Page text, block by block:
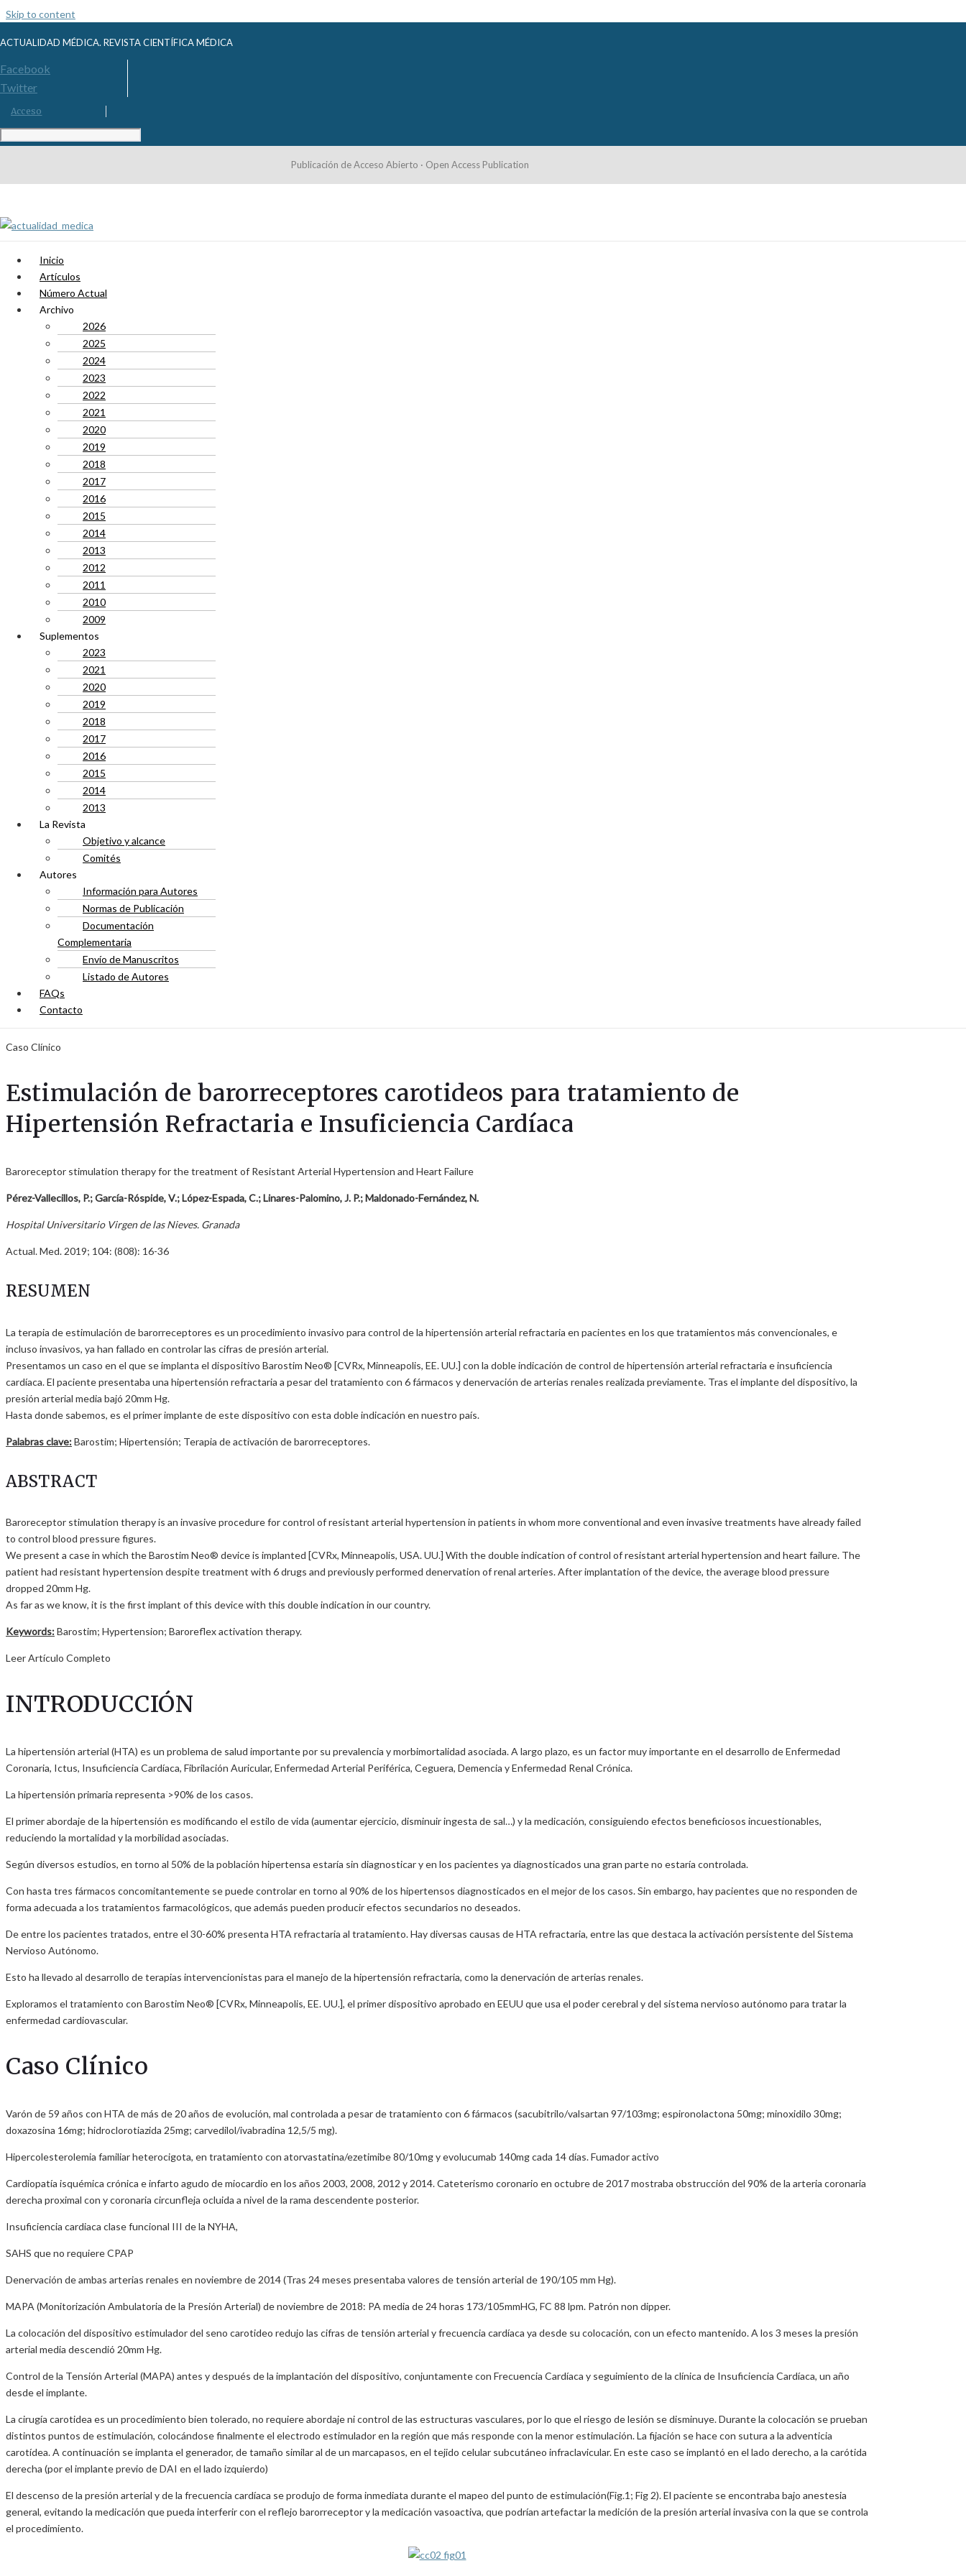
Skip to content
ACTUALIDAD MÉDICA. REVISTA CIENTÍFICA MÉDICA
Facebook
Twitter
Acceso
Publicación de Acceso Abierto · Open Access Publication
Inicio
Artículos
Número Actual
Archivo
2026
2025
2024
2023
2022
2021
2020
2019
2018
2017
2016
2015
2014
2013
2012
2011
2010
2009
Suplementos
2023
2021
2020
2019
2018
2017
2016
2015
2014
2013
La Revista
Objetivo y alcance
Comités
Autores
Información para Autores
Normas de Publicación
Documentación
Complementaria
Envío de Manuscritos
Listado de Autores
FAQs
Contacto
Caso Clínico
Estimulación de barorreceptores carotideos para tratamiento de
Hipertensión Refractaria e Insuficiencia Cardíaca
Baroreceptor stimulation therapy for the treatment of Resistant Arterial Hypertension and Heart Failure
Pérez-Vallecillos, P.; García-Róspide, V.; López-Espada, C.; Linares-Palomino, J. P.; Maldonado-Fernández, N.
Hospital Universitario Virgen de las Nieves. Granada
Actual. Med. 2019; 104: (808): 16-36
RESUMEN
La terapia de estimulación de barorreceptores es un procedimiento invasivo para control de la hipertensión arterial refractaria en pacientes en los que tratamientos más convencionales, e
incluso invasivos, ya han fallado en controlar las cifras de presión arterial.
Presentamos un caso en el que se implanta el dispositivo Barostim Neo® [CVRx, Minneapolis, EE. UU.] con la doble indicación de control de hipertensión arterial refractaria e insuficiencia
cardíaca. El paciente presentaba una hipertensión refractaria a pesar del tratamiento con 6 fármacos y denervación de arterias renales realizada previamente. Tras el implante del dispositivo, la
presión arterial media bajó 20mm Hg.
Hasta donde sabemos, es el primer implante de este dispositivo con esta doble indicación en nuestro país.
Palabras clave:Barostim; Hipertensión; Terapia de activación de barorreceptores.
ABSTRACT
Baroreceptor stimulation therapy is an invasive procedure for control of resistant arterial hypertension in patients in whom more conventional and even invasive treatments have already failed
to control blood pressure figures.
We present a case in which the Barostim Neo® device is implanted [CVRx, Minneapolis, USA. UU.] With the double indication of control of resistant arterial hypertension and heart failure. The
patient had resistant hypertension despite treatment with 6 drugs and previously performed denervation of renal arteries. After implantation of the device, the average blood pressure
dropped 20mm Hg.
As far as we know, it is the first implant of this device with this double indication in our country.
Keywords:Barostim; Hypertension; Baroreflex activation therapy.
Leer Artículo Completo
INTRODUCCIÓN
La hipertensión arterial (HTA) es un problema de salud importante por su prevalencia y morbimortalidad asociada. A largo plazo, es un factor muy importante en el desarrollo de Enfermedad
Coronaria, Ictus, Insuficiencia Cardíaca, Fibrilación Auricular, Enfermedad Arterial Periférica, Ceguera, Demencia y Enfermedad Renal Crónica.
La hipertensión primaria representa >90% de los casos.
El primer abordaje de la hipertensión es modificando el estilo de vida (aumentar ejercicio, disminuir ingesta de sal…) y la medicación, consiguiendo efectos beneficiosos incuestionables,
reduciendo la mortalidad y la morbilidad asociadas.
Según diversos estudios, en torno al 50% de la población hipertensa estaría sin diagnosticar y en los pacientes ya diagnosticados una gran parte no estaría controlada.
Con hasta tres fármacos concomitantemente se puede controlar en torno al 90% de los hipertensos diagnosticados en el mejor de los casos. Sin embargo, hay pacientes que no responden de
forma adecuada a los tratamientos farmacológicos, que además pueden producir efectos secundarios no deseados.
De entre los pacientes tratados, entre el 30-60% presenta HTA refractaria al tratamiento. Hay diversas causas de HTA refractaria, entre las que destaca la activación persistente del Sistema
Nervioso Autónomo.
Esto ha llevado al desarrollo de terapias intervencionistas para el manejo de la hipertensión refractaria, como la denervación de arterias renales.
Exploramos el tratamiento con Barostim Neo® [CVRx, Minneapolis, EE. UU.], el primer dispositivo aprobado en EEUU que usa el poder cerebral y del sistema nervioso autónomo para tratar la
enfermedad cardiovascular.
Caso Clínico
Varón de 59 años con HTA de más de 20 años de evolución, mal controlada a pesar de tratamiento con 6 fármacos (sacubitrilo/valsartan 97/103mg; espironolactona 50mg; minoxidilo 30mg;
doxazosina 16mg; hidroclorotiazida 25mg; carvedilol/ivabradina 12,5/5 mg).
Hipercolesterolemia familiar heterocigota, en tratamiento con atorvastatina/ezetimibe 80/10mg y evolucumab 140mg cada 14 días. Fumador activo
Cardiopatía isquémica crónica e infarto agudo de miocardio en los años 2003, 2008, 2012 y 2014. Cateterismo coronario en octubre de 2017 mostraba obstrucción del 90% de la arteria coronaria
derecha proximal con y coronaria circunfleja ocluida a nivel de la rama descendente posterior.
Insuficiencia cardiaca clase funcional III de la NYHA,
SAHS que no requiere CPAP
Denervación de ambas arterias renales en noviembre de 2014 (Tras 24 meses presentaba valores de tensión arterial de 190/105 mm Hg).
MAPA (Monitorización Ambulatoria de la Presión Arterial) de noviembre de 2018: PA media de 24 horas 173/105mmHG, FC 88 lpm. Patrón non dipper.
La colocación del dispositivo estimulador del seno carotideo redujo las cifras de tensión arterial y frecuencia cardíaca ya desde su colocación, con un efecto mantenido. A los 3 meses la presión
arterial media descendió 20mm Hg.
Control de la Tensión Arterial (MAPA) antes y después de la implantación del dispositivo, conjuntamente con Frecuencia Cardíaca y seguimiento de la clínica de Insuficiencia Cardíaca, un año
desde el implante.
La cirugía carotidea es un procedimiento bien tolerado, no requiere abordaje ni control de las estructuras vasculares, por lo que el riesgo de lesión se disminuye. Durante la colocación se prueban
distintos puntos de estimulación, colocándose finalmente el electrodo estimulador en la región que más responde con la menor estimulación. La fijación se hace con sutura a la adventicia
carotídea. A continuación se implanta el generador, de tamaño similar al de un marcapasos, en el tejido celular subcutáneo infraclavicular. En este caso se implantó en el lado derecho, a la carótida
derecha (por el implante previo de DAI en el lado izquierdo)
El descenso de la presión arterial y de la frecuencia cardíaca se produjo de forma inmediata durante el mapeo del punto de estimulación(Fig.1; Fig 2). El paciente se encontraba bajo anestesia
general, evitando la medicación que pueda interferir con el reflejo barorreceptor y la medicación vasoactiva, que podrían artefactar la medición de la presión arterial invasiva con la que se controla
el procedimiento.